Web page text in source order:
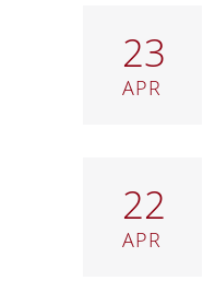
23
APR
22
APR